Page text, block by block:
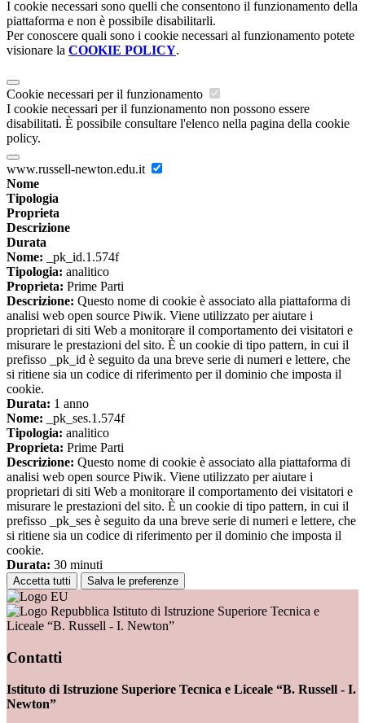
I cookie necessari sono quelli che consentono il funzionamento della
piattaforma e non è possibile disabilitarli.
Per conoscere quali sono i cookie necessari al funzionamento potete
visionare la COOKIE POLICY.
Cookie necessari per il funzionamento
I cookie necessari per il funzionamento non possono essere
disabilitati. È possibile consultare l'elenco nella pagina della cookie
policy.
www.russell-newton.edu.it
Nome
Tipologia
Proprieta
Descrizione
Durata
Nome: _pk_id.1.574f
Tipologia: analitico
Proprieta: Prime Parti
Descrizione: Questo nome di cookie è associato alla piattaforma di
analisi web open source Piwik. Viene utilizzato per aiutare i
proprietari di siti Web a monitorare il comportamento dei visitatori e
misurare le prestazioni del sito. È un cookie di tipo pattern, in cui il
prefisso _pk_id è seguito da una breve serie di numeri e lettere, che
si ritiene sia un codice di riferimento per il dominio che imposta il
cookie.
Durata: 1 anno
Nome: _pk_ses.1.574f
Tipologia: analitico
Proprieta: Prime Parti
Descrizione: Questo nome di cookie è associato alla piattaforma di
analisi web open source Piwik. Viene utilizzato per aiutare i
proprietari di siti Web a monitorare il comportamento dei visitatori e
misurare le prestazioni del sito. È un cookie di tipo pattern, in cui il
prefisso _pk_ses è seguito da una breve serie di numeri e lettere, che
si ritiene sia un codice di riferimento per il dominio che imposta il
cookie.
Durata: 30 minuti
Accetta tutti Salva le preferenze
Istituto di Istruzione Superiore Tecnica e
Liceale “B. Russell - I. Newton”
Contatti
Istituto di Istruzione Superiore Tecnica e Liceale “B. Russell - I.
Newton”